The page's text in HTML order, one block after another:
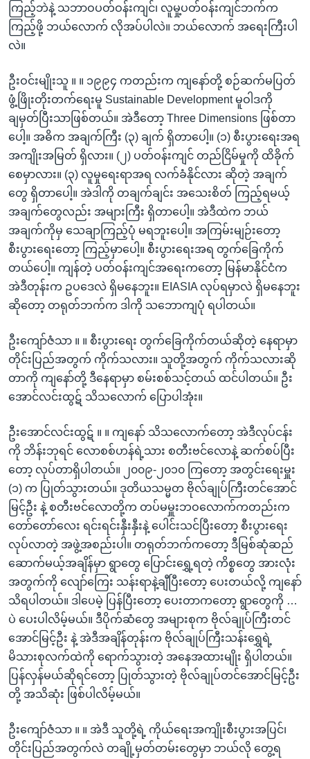
ကြည့်ဘဲနဲ့ သဘာဝပတ်ဝန်းကျင်၊ လူမှု့ပတ်ဝန်းကျင်ဘက်က
ကြည့်ဖို့ ဘယ်လောက် လိုအပ်ပါလဲ။ ဘယ်လောက် အရေးကြီးပါ
လဲ။
ဦးဝင်းမျိုးသူ ။ ။ ၁၉၉၄ ကတည်းက ကျနော်တို့ စဉ်ဆက်မပြတ်
ဖွံ့ဖြိုးတိုးတက်ရေးမူ Sustainable Development မူဝါဒကို
ချမှတ်ပြီးသာဖြစ်တယ်။ အဲဒီတော့ Three Dimensions ဖြစ်တာ
ပေါ့။ အဓိက အချက်ကြီး (၃) ချက် ရှိတာပေါ့။ (၁) စီးပွားရေးအရ
အကျိုးအမြတ် ရှိလား။ (၂) ပတ်ဝန်းကျင် တည်ငြိမ်မှုကို ထိခိုက်
စေမှာလား။ (၃) လူမှုရေးရာအရ လက်ခံနိုင်လား ဆိုတဲ့ အချက်
တွေ ရှိတာပေါ့။ အဲဒါကို တချက်ချင်း အသေးစိတ် ကြည့်ရမယ့်
အချက်တွေလည်း အများကြီး ရှိတာပေါ့။ အဲဒီထဲက ဘယ်
အချက်ကိုမှ သေချာကြည့်ပုံ မရဘူးပေါ့။ အကြမ်းမျဉ်းတော့
စီးပွားရေးတော့ ကြည့်မှာပေါ့။ စီးပွားရေးအရ တွက်ခြေကိုက်
တယ်ပေါ့။ ကျန်တဲ့ ပတ်ဝန်းကျင်အရေးကတော့ မြန်မာနိုင်ငံက
အဲဒီတုန်းက ဥပဒေလဲ ရှိမနေဘူး။ EIASIA လုပ်ရမှာလဲ ရှိမနေဘူး
ဆိုတော့ တရုတ်ဘက်က ဒါကို သဘောကျပုံ ရပါတယ်။
ဦးကျော်ဇံသာ ။ ။ စီးပွားရေး တွက်ခြေကိုက်တယ်ဆိုတဲ့ နေရာမှာ
တိုင်းပြည်အတွက် ကိုက်သလား။ သူတို့အတွက် ကိုက်သလားဆို
တာကို ကျနော်တို့ ဒီနေရာမှာ စမ်းစစ်သင့်တယ် ထင်ပါတယ်။ ဦး
အောင်လင်းထွဋ် သိသလောက် ပြောပါအုံး။
ဦးအောင်လင်းထွဋ် ။ ။ ကျနော် သိသလောက်တော့ အဲဒီလုပ်ငန်း
ကို ဘိန်းဘုရင် လောစစ်ဟန်ရဲ့သား စတီးဗင်လောနဲ့ ဆက်စပ်ပြီး
တော့ လုပ်တာရှိပါတယ်။ ၂၀၀၉-၂၀၁၀ ကြတော့ အတွင်းရေးမှူး
(၁) က ပြုတ်သွားတယ်။ ဒုတိယသမ္မတ ဗိုလ်ချုပ်ကြီးတင်အောင်
မြင့်ဦး နဲ့ စတီးဗင်လောတို့က တပ်မမှူးဘဝလောက်ကတည်းက
တော်တော်လေး ရင်းရင်းနှီးနှီးနဲ့ ပေါင်းသင်ပြီးတော့ စီးပွားရေး
လုပ်လာတဲ့ အဖွဲ့အစည်းပါ။ တရုတ်ဘက်ကတော့ ဒီမြစ်ဆုံဆည်
ဆောက်မယ့်အချိန်မှာ ရွာတွေ ပြောင်းရွှေ့ရတဲ့ ကိစ္စတွေ အားလုံး
အတွက်ကို လျော်ကြေး သန်းရာနဲ့ချီပြီးတော့ ပေးတယ်လို့ ကျနော်
သိရပါတယ်။ ဒါပေမဲ့ ပြန်ပြီးတော့ ပေးတာကတော့ ရွာတွေကို …
ပဲ ပေးပါလိမ့်မယ်။ ဒီပိုက်ဆံတွေ အများစုက ဗိုလ်ချုပ်ကြီးတင်
အောင်မြင့်ဦး နဲ့ အဲဒီအချိန်တုန်းက ဗိုလ်ချုပ်ကြီးသန်းရွှေရဲ့
မိသားစုလက်ထဲကို ရောက်သွားတဲ့ အနေအထားမျိုး ရှိပါတယ်။
ပြန်လှန်မယ်ဆိုရင်တော့ ပြုတ်သွားတဲ့ ဗိုလ်ချုပ်တင်အောင်မြင့်ဦး
တို့ အသိဆုံး ဖြစ်ပါလိမ့်မယ်။
ဦးကျော်ဇံသာ ။ ။ အဲဒီ သူတို့ရဲ့ ကိုယ်ရေးအကျိုးစီးပွားအပြင်၊
တိုင်းပြည်အတွက်လဲ တချို့မှတ်တမ်းတွေမှာ ဘယ်လို တွေ့ရ